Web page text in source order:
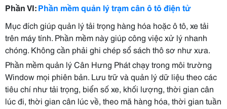
Phần VI:Phần mềm quản lý trạm cân ô tô điện tử
Mục đích giúp quản lý tải trọng hàng hóa hoặc ô tô, xe tải
trên máy tính. Phần mềm này giúp công việc xử lý nhanh
chóng. Không cần phải ghi chép sổ sách thô sơ như xưa.
Phần mềm quản lý Cân Hưng Phát chạy trong môi trường
Window mọi phiên bản. Lưu trữ và quản lý dữ liệu theo các
tiêu chí như tải trọng, biển số xe, khối lượng, thời gian cân
lúc đi, thời gian cân lúc về, theo mã hàng hóa, thời gian tuần